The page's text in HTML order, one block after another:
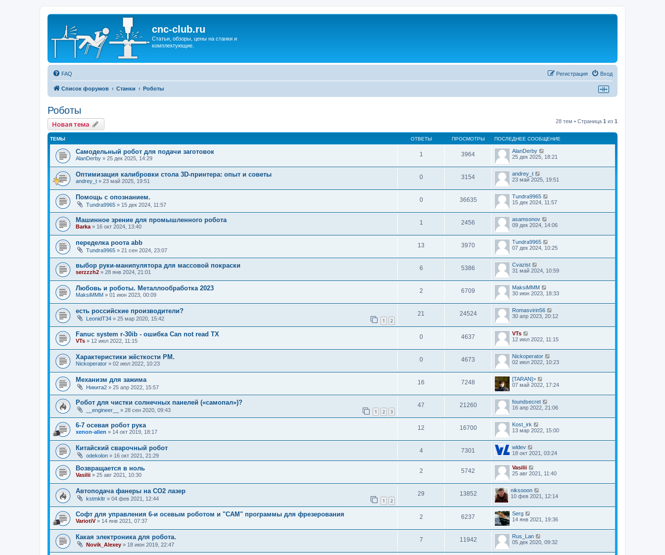
cnc-club.ru
Статьи, обзоры, цены на станки и
комплектующие.
FAQ Вход
Регистрация
Список форумов Станки Роботы
Роботы
Новая тема 28 тем • Страница 1 из 1
ТЕМЫ ОТВЕТЫ ПРОСМОТРЫ ПОСЛЕДНЕЕ СООБЩЕНИЕ
Самодельный робот для подачи заготовок
AlanDerby » 25 дек 2025, 14:29
1 3964
AlanDerby
25 дек 2025, 18:21
Оптимизация калибровки стола 3D-принтера: опыт и советы
andrey_t » 23 май 2025, 19:51
0 3154
andrey_t
23 май 2025, 19:51
Помощь с опознанием.
Tundra9965 » 15 дек 2024, 11:57
0 36635
Tundra9965
15 дек 2024, 11:57
Машинное зрение для промышленного робота
Barka » 16 окт 2024, 13:40
1 2456
asamsonov
09 дек 2024, 14:06
переделка роота abb
Tundra9965 » 21 сен 2024, 23:07
13 3970
Tundra9965
07 дек 2024, 10:25
выбор руки-манипулятора для массовой покраски
serzzzh2 » 28 янв 2024, 21:01
6 5386
Cvazist
31 май 2024, 10:59
Любовь и роботы. Металлообработка 2023
MaksiMMM » 01 июн 2023, 00:09
2 6709
MaksiMMM
30 июн 2023, 18:33
есть российские производители?
LeonidT34 » 25 мар 2020, 15:42 1 2
21 24524
Romasvirin56
30 апр 2023, 20:12
Fanuc system r-30ib - oшибка Сan not read TX
VTs » 12 июл 2022, 11:15
0 4637
VTs
12 июл 2022, 11:15
Характеристики жёсткости РМ.
Nickoperator » 02 июл 2022, 10:23
0 4673
Nickoperator
02 июл 2022, 10:23
Механизм для зажима
Никита2 » 25 апр 2022, 15:57
16 7248
[TARAN]>
07 май 2022, 17:24
Робот для чистки солнечных панелей («самопал»)?
__engineer__ » 28 сен 2020, 09:43 1 2 3
47 21260
foundsecret
16 апр 2022, 21:06
6-7 осевая робот рука
xenon-alien » 14 окт 2019, 18:17
12 16700
Kost_irk
13 мар 2022, 15:00
Китайский сварочный робот
odekolon » 16 окт 2021, 21:29
4 7301
wldev
18 окт 2021, 03:24
Возвращается в ноль
Vasilii » 25 авг 2021, 10:30
2 5742
Vasilii
25 авг 2021, 11:40
Автоподача фанеры на СО2 лазер
kstmkltr » 04 фев 2021, 12:44 1 2
29 13852
niksooon
10 фев 2021, 12:14
Софт для управления 6-и осевым роботом и "CAM" программы для фрезерования
VariotiV» 14 янв 2021, 07:37
2 6237
Serg
14 янв 2021, 19:36
Какая электроника для робота.
Novik_Alexey » 18 июн 2019, 22:47
7 11942
Rus_Lan
05 дек 2020, 09:32